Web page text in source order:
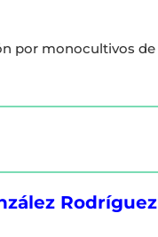
por monocultivos de
Rodríguez